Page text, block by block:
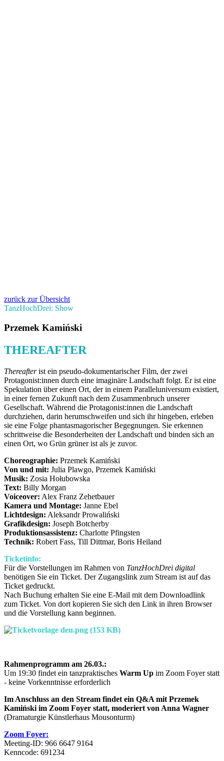
zurück zur Übersicht
TanzHochDrei: Show
Przemek Kamiński
THEREAFTER
Thereafterist ein pseudo-dokumentarischer Film, der zwei
Protagonist:innen durch eine imaginäre Landschaft folgt. Er ist eine
Spekulation über einen Ort, der in einem Paralleluniversum existiert,
in einer fernen Zukunft nach dem Zusammenbruch unserer
Gesellschaft. Während die Protagonist:innen die Landschaft
durchziehen, darin herumschweifen und sich ihr hingeben, erleben
sie eine Folge phantasmagorischer Begegnungen. Sie erkennen
schrittweise die Besonderheiten der Landschaft und binden sich an
einen Ort, wo Grün grüner ist als je zuvor.
Choreographie: Przemek Kamiński
Von und mit: Julia Plawgo, Przemek Kamiński
Musik: Zosia Hołubowska
Text: Billy Morgan
Voiceover: Alex Franz Zehetbauer
Kamera und Montage: Janne Ebel
Lichtdesign: Aleksandr Prowaliński
Grafikdesign: Joseph Botcherby
Produktionsassistenz: Charlotte Pfingsten
Technik: Robert Fass, Till Dittmar, Boris Heiland
Ticketinfo:
Für die Vorstellungen im Rahmen von TanzHochDrei digital
benötigen Sie ein Ticket. Der Zugangslink zum Stream ist auf das
Ticket gedruckt.
Nach Buchung erhalten Sie eine E-Mail mit dem Downloadlink
zum Ticket. Von dort kopieren Sie sich den Link in ihren Browser
und die Vorstellung kann beginnen.
Rahmenprogramm am 26.03.:
Um 19:30 findet ein tanzpraktisches Warm Up im Zoom Foyer statt
- keine Vorkenntnisse erforderlich
Im Anschluss an den Stream findet ein Q&A mit Przemek
Kamiński im Zoom Foyer statt, moderiert von Anna Wagner
(Dramaturgie Künstlerhaus Mousonturm)
Zoom Foyer:
Meeting-ID: 966 6647 9164
Kenncode: 691234